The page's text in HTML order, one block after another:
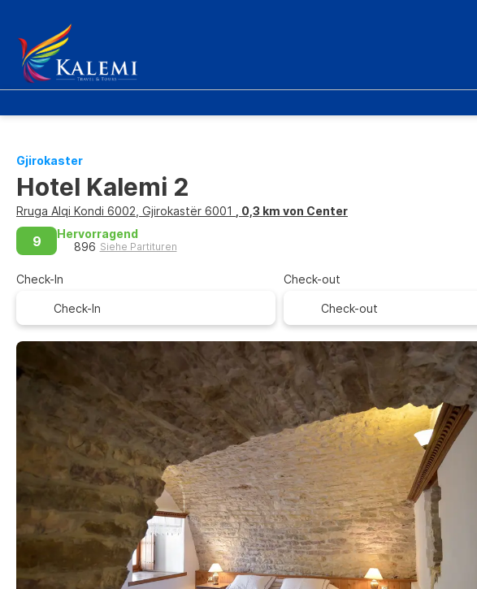
Gjirokaster
Hotel Kalemi 2
Rruga Alqi Kondi 6002, Gjirokastër 6001 , 0,3 km von Center
9
Hervorragend
896 Siehe Partituren
Check-In Check-out